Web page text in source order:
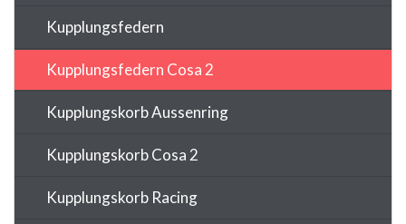
Kupplungsfedern
Kupplungsfedern Cosa 2
Kupplungskorb Aussenring
Kupplungskorb Cosa 2
Kupplungskorb Racing